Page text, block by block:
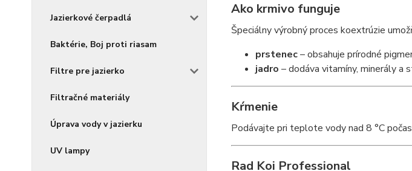
Jazierkové čerpadlá
Baktérie, Boj proti riasam
Filtre pre jazierko
Filtračné materiály
Úprava vody v jazierku
UV lampy
Ako krmivo funguje
Špeciálny výrobný proces koextrúzie
prstenec– obsahuje prírodné
jadro – dodáva vitamíny, minerály a
Kŕmenie
Podávajte pri teplote vody nad 8 °C
Rad Koi Professional